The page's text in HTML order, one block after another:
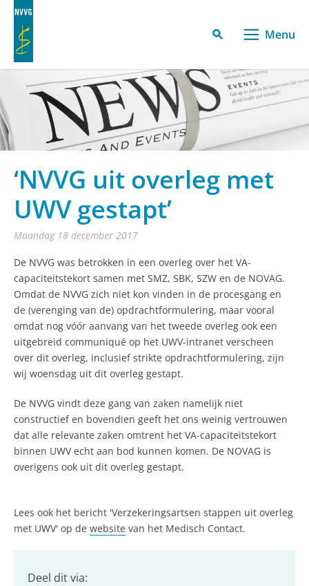
Menu
‘NVVG uit overleg met
UWV gestapt’
maandag 18 december 2017
De NVVG was betrokken in een overleg over het VA-
capaciteitstekort samen met SMZ, SBK, SZW en de NOVAG.
Omdat de NVVG zich niet kon vinden in de procesgang en
de (verenging van de) opdrachtformulering, maar vooral
omdat nog vóór aanvang van het tweede overleg ook een
uitgebreid communiqué op het UWV-intranet verscheen
over dit overleg, inclusief strikte opdrachtformulering, zijn
wij woensdag uit dit overleg gestapt.
De NVVG vindt deze gang van zaken namelijk niet
constructief en bovendien geeft het ons weinig vertrouwen
dat alle relevante zaken omtrent het VA-capaciteitstekort
binnen UWV echt aan bod kunnen komen. De NOVAG is
overigens ook uit dit overleg gestapt.
Lees ook het bericht 'Verzekeringsartsen stappen uit overleg
met UWV' op de website van het Medisch Contact.
Deel dit via: